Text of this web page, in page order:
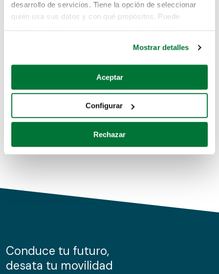
desarrollo de servicios. Tiene la opción de seleccionar
quién usa sus datos y con qué propósitos. Puede
Si lo permite, también quisiéramos:
Recopilar información sobre su ubicación geográfica
Identificar su dispositivo analizándolo activamente
para buscar características específicas (huellas
Obtenga más información sobre cómo se procesan sus
de cookies.
información sobre el uso que haga del sitio web con
nuestros partners de redes sociales, publicidad y análisis
Mostrar detalles
Aceptar
Configurar
Rechazar
Pero puedes encontrar el coche que estás
buscando en alguno de estos enlaces:
Coches de segunda mano
Coches de km0
Conduce tu futuro,
desata tu movilidad